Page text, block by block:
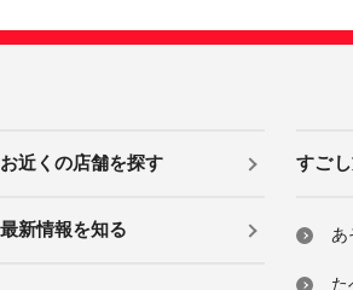
お近くの店舗を探す
最新情報を知る
すご
あ
た